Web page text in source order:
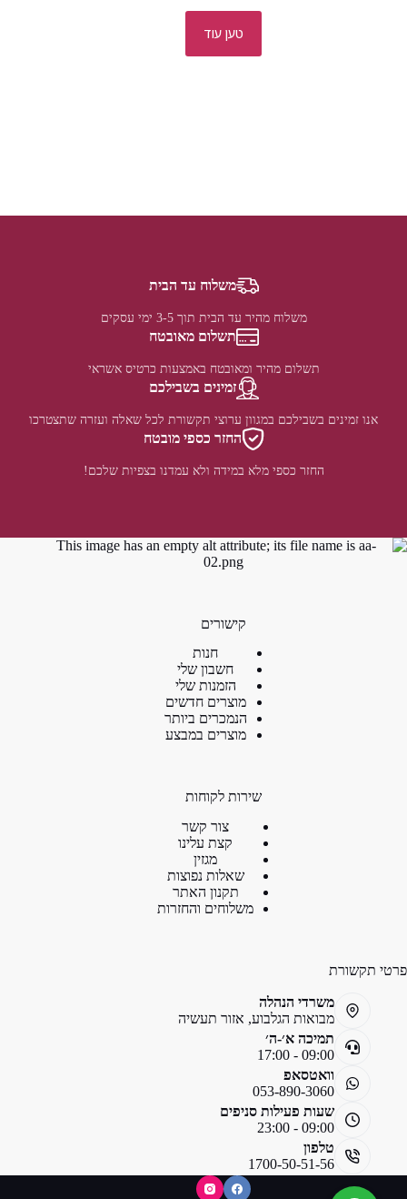
טען עוד
משלוח עד הבית
משלוח מהיר עד הבית תוך 3-5 ימי עסקים
תשלום מאובטח
תשלום מהיר ומאובטח באמצעות כרטיס אשראי
זמינים בשבילכם
אנו זמינים בשבילכם במגוון ערוצי תקשורת לכל שאלה ועזרה שתצטרכו
החזר כספי מובטח
החזר כספי מלא במידה ולא עמדנו בצפיות שלכם!
קישורים
חנות
חשבון שלי
הזמנות שלי
מוצרים חדשים
הנמכרים ביותר
מוצרים במבצע
שירות לקוחות
צור קשר
קצת עלינו
מגזין
שאלות נפוצות
תקנון האתר
משלוחים והחזרות
פרטי תקשורת
משרדי הנהלה
מבואות הגלבוע, אזור תעשיה
תמיכה א׳-ה׳
09:00 - 17:00
וואטסאפ
053-890-3060
שעות פעילות סניפים
09:00 - 23:00
טלפון
1700-50-51-56